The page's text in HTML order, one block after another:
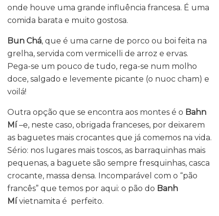
onde houve uma grande influência francesa. É uma
comida barata e muito gostosa.
Bun Chá, que é uma carne de porco ou boi feita na
grelha, servida com vermicelli de arroz e ervas.
Pega-se um pouco de tudo, rega-se num molho
doce, salgado e levemente picante (o nuoc cham) e
voilá!
Outra opção que se encontra aos montes é o Bahn
Mí–e, neste caso, obrigada franceses, por deixarem
as baguetes mais crocantes que já comemos na vida.
Sério: nos lugares mais toscos, as barraquinhas mais
pequenas, a baguete são sempre fresquinhas, casca
crocante, massa densa. Incomparável com o “pão
francês” que temos por aqui: o pão do Banh
Mívietnamita é perfeito.